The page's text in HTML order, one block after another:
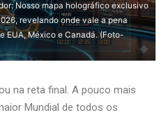
Nosso mapa holográfico exclusivo
revelando onde vale a pena
EUA, México e Canadá. (Foto-
na reta final. A pouco mais
Mundial de todos os